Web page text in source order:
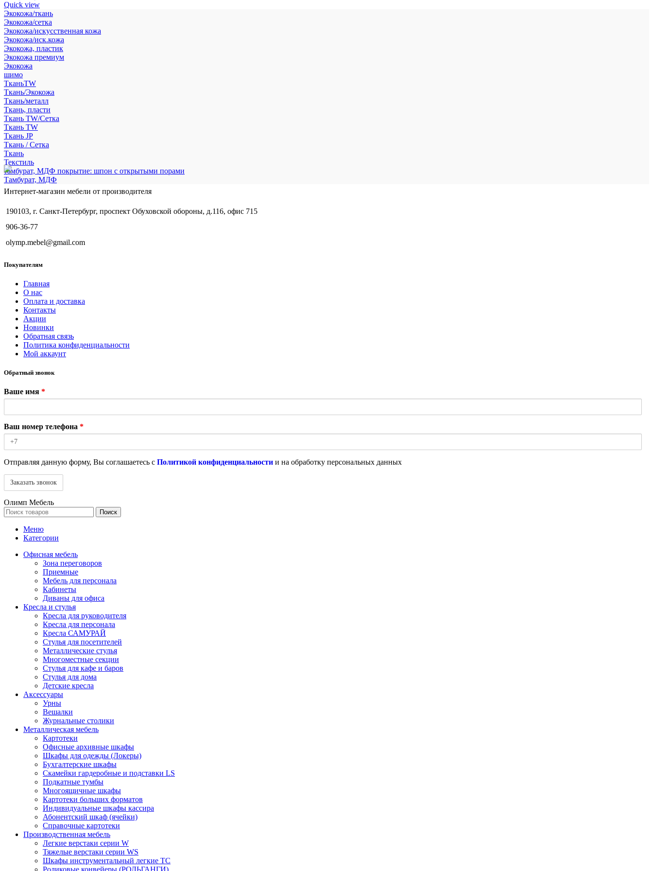
Quick view
Экокожа/ткань
Экокожа/сетка
Экокожа/искусственная кожа
Экокожа/иск.кожа
Экокожа, пластик
Экокожа премиум
Экокожа
шимо
ТканьTW
Ткань/Экокожа
Ткань/металл
Ткань, пласти
Ткань TW/Сетка
Ткань TW
Ткань JP
Ткань / Сетка
Ткань
Текстиль
тамбурат, МДФ покрытие: шпон с открытыми порами
Тамбурат, МДФ
Интернет-магазин мебели от производителя
190103, г. Санкт-Петербург, проспект Обуховской обороны, д.116, офис 715
906-36-77
olymp.mebel@gmail.com
Покупателям
Главная
О нас
Оплата и доставка
Контакты
Акции
Новинки
Обратная связь
Политика конфиденциальности
Мой аккаунт
Обратный звонок
Ваше имя *
Ваш номер телефона *
Отправляя данную форму, Вы соглашаетесь с Политикой конфиденциальности и на обработку персональных данных
Олимп Мебель
Поиск
Меню
Категории
Офисная мебель
Зона переговоров
Приемные
Мебель для персонала
Кабинеты
Диваны для офиса
Кресла и стулья
Кресла для руководителя
Кресла для персонала
Кресла САМУРАЙ
Стулья для посетителей
Металлические стулья
Многоместные секции
Стулья для кафе и баров
Стулья для дома
Детские кресла
Аксессуары
Урны
Вешалки
Журнальные столики
Металлическая мебель
Картотеки
Офисные архивные шкафы
Шкафы для одежды (Локеры)
Бухгалтерские шкафы
Скамейки гардеробные и подставки LS
Подкатные тумбы
Многоящичные шкафы
Картотеки больших форматов
Индивидуальные шкафы кассира
Абонентский шкаф (ячейки)
Справочные картотеки
Производственная мебель
Легкие верстаки серии W
Тяжелые верстаки серии WS
Шкафы инструментальный легкие ТС